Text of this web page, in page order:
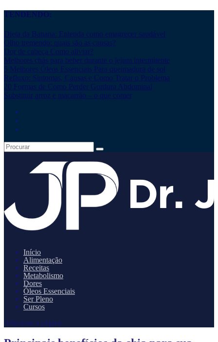
TENDENDO:
Dieta da Banana: Entenda como emagrecer saudável
Olho tremendo: quais são as causas?
Dor de cabeça Como aliviar?
Melhores chás para beber durante o jejum intermitente
5 Melhores Óleos Essenciais Para queimadura de sol
Refluxo: Sintomas, Causas e Como Tratar o Problema
20 Formas de Como Perder Gordura Abdominal
Substituir arroz e macarrão – o que comer
Início
Alimentação
Receitas
Metabolismo
Dores
Óleos Essenciais
Ser Pleno
Cursos
Selecione a página